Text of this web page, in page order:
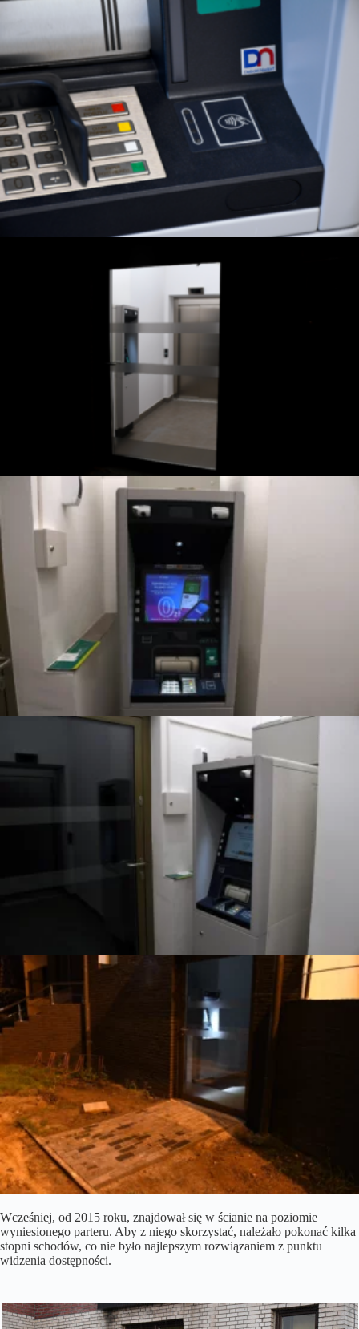
Wcześniej, od 2015 roku, znajdował się w ścianie na poziomie
wyniesionego parteru. Aby z niego skorzystać, należało pokonać kilka
stopni schodów, co nie było najlepszym rozwiązaniem z punktu
widzenia dostępności.